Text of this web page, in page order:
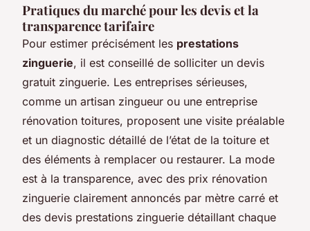
Pratiques du marché pour les devis et la
transparence tarifaire
Pour estimer précisément les prestations
zinguerie, il est conseillé de solliciter un devis
gratuit zinguerie. Les entreprises sérieuses,
comme un artisan zingueur ou une entreprise
rénovation toitures, proposent une visite préalable
et un diagnostic détaillé de l’état de la toiture et
des éléments à remplacer ou restaurer. La mode
est à la transparence, avec des prix rénovation
zinguerie clairement annoncés par mètre carré et
des devis prestations zinguerie détaillant chaque